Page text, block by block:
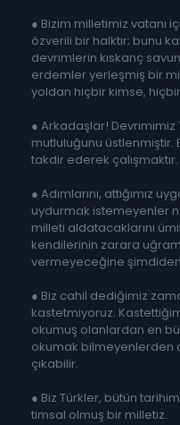
● Bizim milletimiz vatanı
özverili bir halktır; bunu
devrimlerin kıskanç
erdemler yerleşmiş bir
yoldan hiçbir kimse,
● Arkadaşlar! Devrimimiz
mutluluğunu üstlenmiştir.
takdir ederek çalışmaktır.
● Adımlarını, attığımız
uydurmak istemeyenler
milleti aldatacaklarını
kendilerinin zarara
vermeyeceğine
● Biz cahil dediğimiz
kastetmiyoruz.
okumuş olanlardan en
okumak bilmeyenlerden
çıkabilir.
● Biz Türkler, bütün
timsal olmuş bir milletiz.